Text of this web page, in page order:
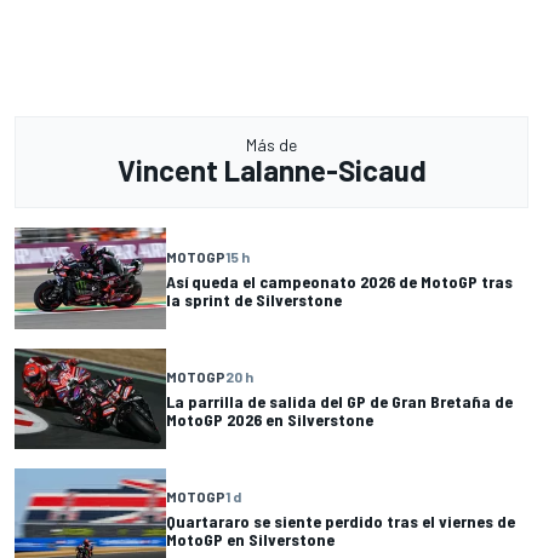
Más de
Vincent Lalanne-Sicaud
MOTOGP15 h
Así queda el campeonato 2026 de MotoGP tras
la sprint de Silverstone
MOTOGP20 h
La parrilla de salida del GP de Gran Bretaña de
MotoGP 2026 en Silverstone
MOTOGP1 d
Quartararo se siente perdido tras el viernes de
MotoGP en Silverstone